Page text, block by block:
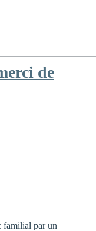
de
familial par un